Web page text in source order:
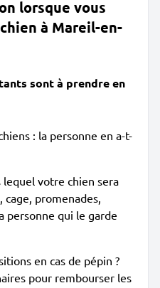
lorsque vous
à Mareil-en-
sont à prendre en
: la personne en a-t-
votre chien sera
cage, promenades,
personne qui le garde
en cas de pépin ?
pour rembourser les